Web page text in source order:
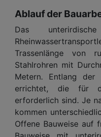
Ablauf der
Das
Trassenlänge von
Stahlrohren mit
Metern. Entlang der
errichtet, die für
erforderlich sind. Je
kommen
Offene Bauweise auf